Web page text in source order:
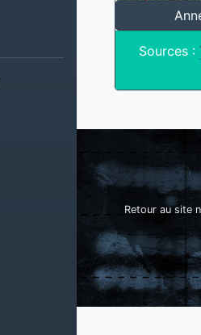
Sources :
Retour au site